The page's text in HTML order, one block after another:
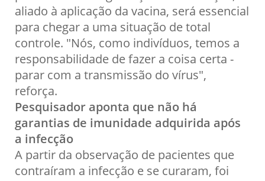
aliado à aplicação da vacina, será essencial
para chegar a uma situação de total
controle. "Nós, como indivíduos, temos a
responsabilidade de fazer a coisa certa -
parar com a transmissão do vírus",
reforça.
Pesquisador aponta que não há
garantias de imunidade adquirida após
a infecção
A partir da observação de pacientes que
contraíram a infecção e se curaram, foi